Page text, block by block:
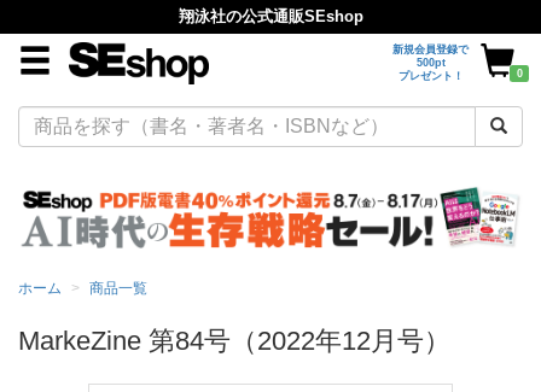
翔泳社の公式通販SEshop
新規会員登録で
500pt
プレゼント！
0
ホーム 商品一覧
MarkeZine 第84号（2022年12月号）